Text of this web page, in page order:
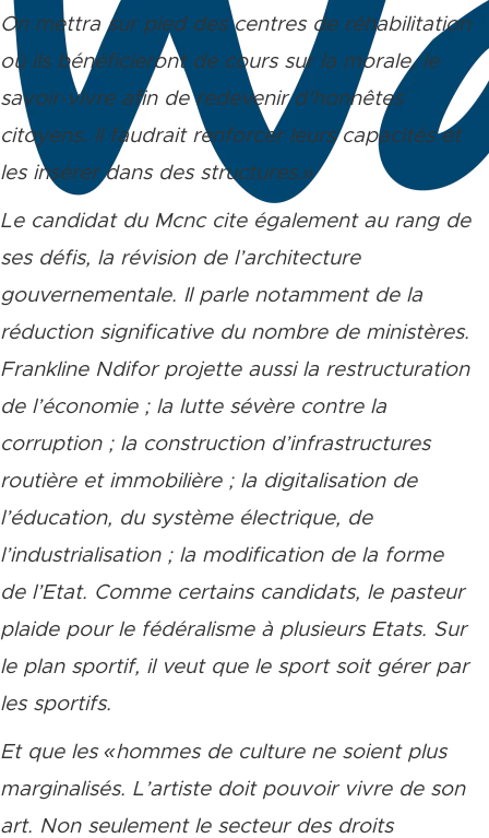
On mettra sur pied des centres de réhabilitation
où ils bénéficieront de cours sur la morale, le
savoir-vivre afin de redevenir d’honnêtes
citoyens. Il faudrait renforcer leurs capacités et
les insérer dans des structures.»
Le candidat du Mcnc cite également au rang de
ses défis, la révision de l’architecture
gouvernementale. Il parle notamment de la
réduction significative du nombre de ministères.
Frankline Ndifor projette aussi la restructuration
de l’économie ; la lutte sévère contre la
corruption ; la construction d’infrastructures
routière et immobilière ; la digitalisation de
l’éducation, du système électrique, de
l’industrialisation ; la modification de la forme
de l’Etat. Comme certains candidats, le pasteur
plaide pour le fédéralisme à plusieurs Etats. Sur
le plan sportif, il veut que le sport soit gérer par
les sportifs.
Et que les «hommes de culture ne soient plus
marginalisés. L’artiste doit pouvoir vivre de son
art. Non seulement le secteur des droits